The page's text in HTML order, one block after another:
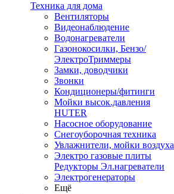
Техника для дома
Вентиляторы
Видеонаблюдение
Водонагреватели
Газонокосилки, Бензо/
ЭлектроТриммеры
Замки, доводчики
Звонки
Кондиционеры/фитинги
Мойки высок.давления
HUTER
Насосное оборудование
Снегоуборочная техника
Увлажнители, мойки воздуха
Электро газовые плиты
Редукторы Эл.нагреватели
Электрогенераторы
Ещё